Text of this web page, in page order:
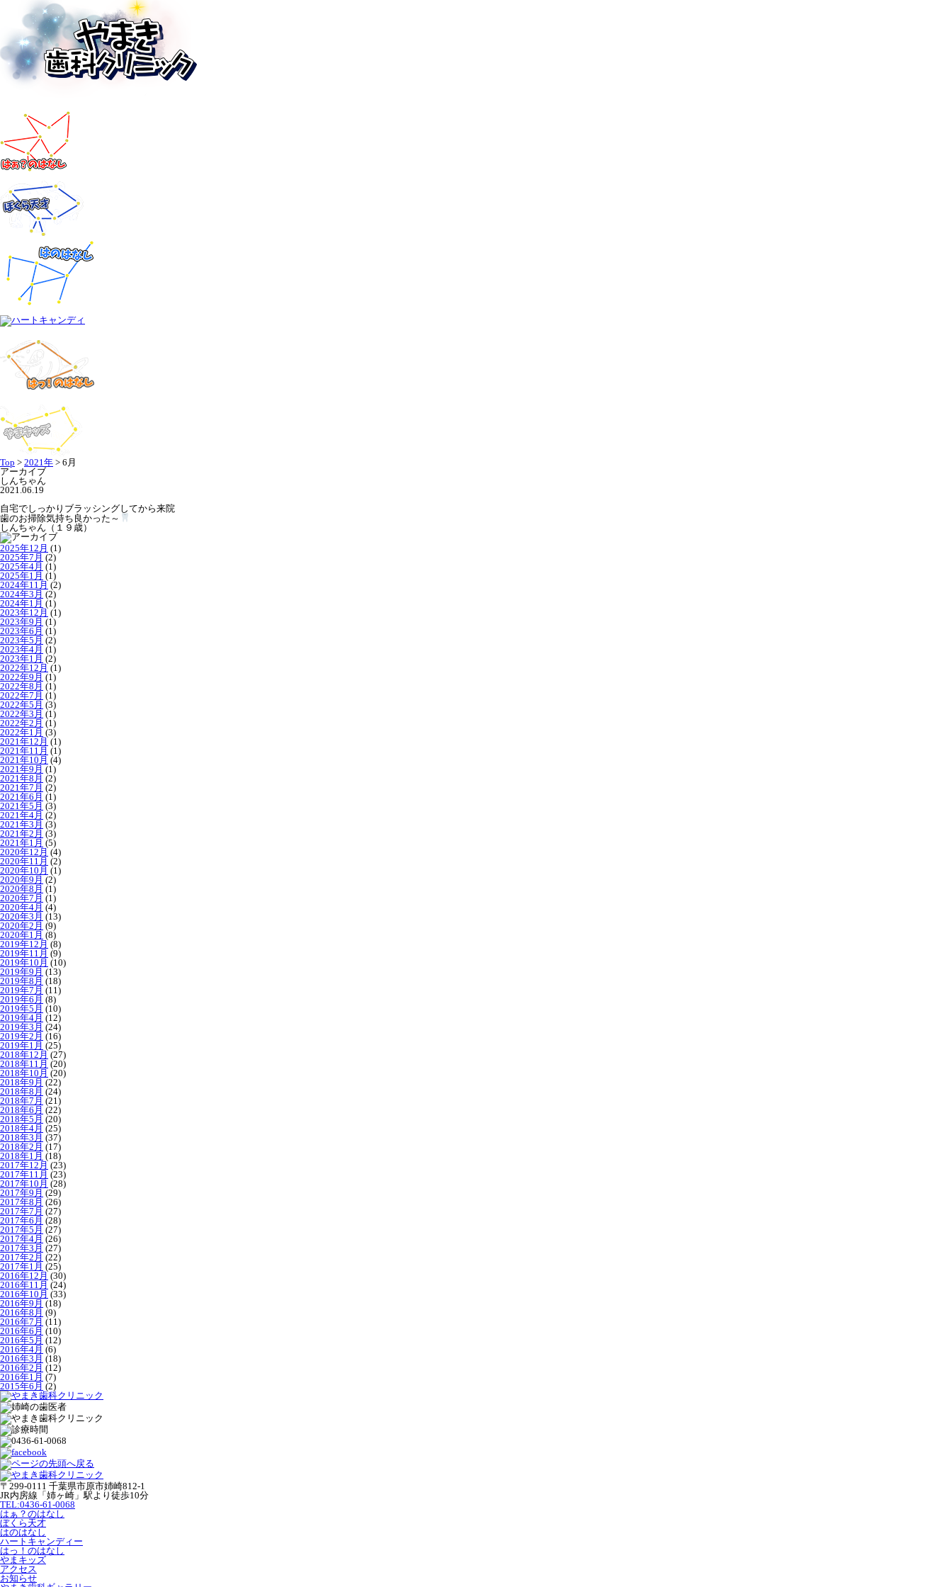
Top > 2021年 > 6月
アーカイブ
しんちゃん
2021.06.19
自宅でしっかりブラッシングしてから来院
歯のお掃除気持ち良かった～
しんちゃん（１９歳）
2025年12月 (1)
2025年7月 (2)
2025年4月 (1)
2025年1月 (1)
2024年11月 (2)
2024年3月 (2)
2024年1月 (1)
2023年12月 (1)
2023年9月 (1)
2023年6月 (1)
2023年5月 (2)
2023年4月 (1)
2023年1月 (2)
2022年12月 (1)
2022年9月 (1)
2022年8月 (1)
2022年7月 (1)
2022年5月 (3)
2022年3月 (1)
2022年2月 (1)
2022年1月 (3)
2021年12月 (1)
2021年11月 (1)
2021年10月 (4)
2021年9月 (1)
2021年8月 (2)
2021年7月 (2)
2021年6月 (1)
2021年5月 (3)
2021年4月 (2)
2021年3月 (3)
2021年2月 (3)
2021年1月 (5)
2020年12月 (4)
2020年11月 (2)
2020年10月 (1)
2020年9月 (2)
2020年8月 (1)
2020年7月 (1)
2020年4月 (4)
2020年3月 (13)
2020年2月 (9)
2020年1月 (8)
2019年12月 (8)
2019年11月 (9)
2019年10月 (10)
2019年9月 (13)
2019年8月 (18)
2019年7月 (11)
2019年6月 (8)
2019年5月 (10)
2019年4月 (12)
2019年3月 (24)
2019年2月 (16)
2019年1月 (25)
2018年12月 (27)
2018年11月 (20)
2018年10月 (20)
2018年9月 (22)
2018年8月 (24)
2018年7月 (21)
2018年6月 (22)
2018年5月 (20)
2018年4月 (25)
2018年3月 (37)
2018年2月 (17)
2018年1月 (18)
2017年12月 (23)
2017年11月 (23)
2017年10月 (28)
2017年9月 (29)
2017年8月 (26)
2017年7月 (27)
2017年6月 (28)
2017年5月 (27)
2017年4月 (26)
2017年3月 (27)
2017年2月 (22)
2017年1月 (25)
2016年12月 (30)
2016年11月 (24)
2016年10月 (33)
2016年9月 (18)
2016年8月 (9)
2016年7月 (11)
2016年6月 (10)
2016年5月 (12)
2016年4月 (6)
2016年3月 (18)
2016年2月 (12)
2016年1月 (7)
2015年6月 (2)
〒299-0111 千葉県市原市姉崎812-1
JR内房線「姉ヶ崎」駅より徒歩10分
TEL:0436-61-0068
はぁ？のはなし
ぼくら天才
はのはなし
ハートキャンディー
はっ！のはなし
やまキッズ
アクセス
お知らせ